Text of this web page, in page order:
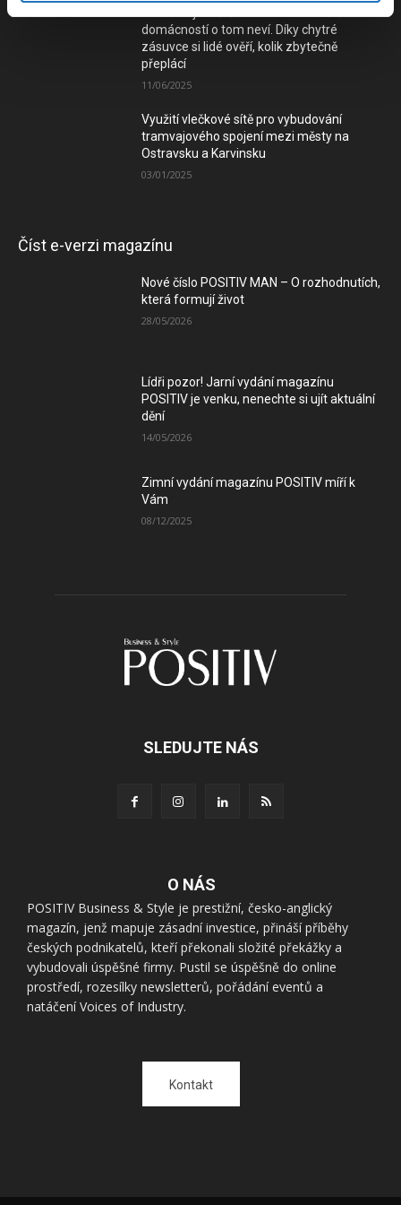
domácností o tom neví. Díky chytré
zásuvce si lidé ověří, kolik zbytečně
přeplácí
11/06/2025
Využití vlečkové sítě pro vybudování
tramvajového spojení mezi městy na
Ostravsku a Karvinsku
03/01/2025
Číst e-verzi magazínu
Nové číslo POSITIV MAN – O rozhodnutích,
která formují život
28/05/2026
Lídři pozor! Jarní vydání magazínu
POSITIV je venku, nenechte si ujít aktuální
dění
14/05/2026
Zimní vydání magazínu POSITIV míří k
Vám
08/12/2025
SLEDUJTE NÁS
O NÁS
POSITIV Business & Style je prestižní, česko-anglický
magazín, jenž mapuje zásadní investice, přináší příběhy
českých podnikatelů, kteří překonali složité překážky a
vybudovali úspěšné firmy. Pustil se úspěšně do online
prostředí, rozesílky newsletterů, pořádání eventů a
natáčení Voices of Industry.
Kontakt